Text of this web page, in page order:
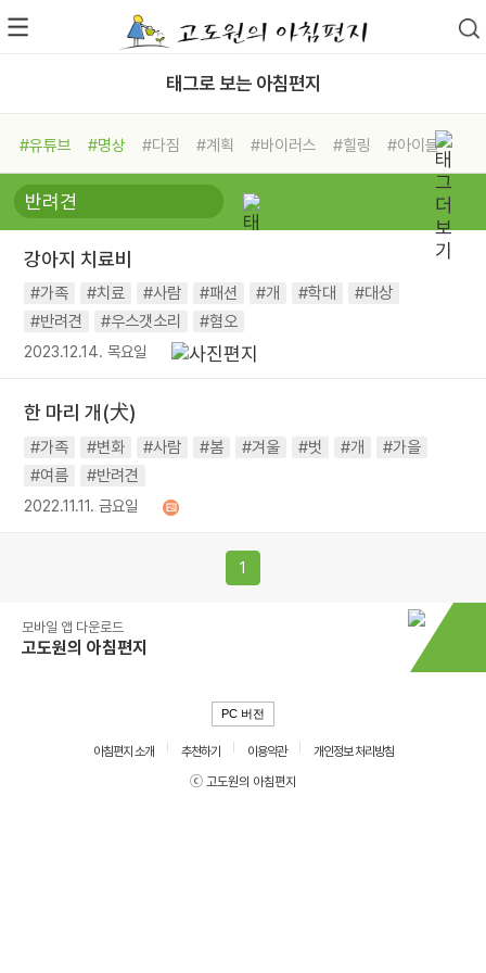
태그로 보는 아침편지
#유튜브 #명상 #다짐 #계획 #바이러스 #힐링
#아이들
#비전캠프
#독서캠프 #삶
#희망
#나눔 #친구 #링컨학교
#독서
#건강
강아지 치료비
#가족 #치료 #사람 #패션 #개 #학대
#대상
#반려견
#우스갯소리 #혐오
2023.12.14. 목요일
한 마리 개(犬)
#가족 #변화 #사람 #봄 #겨울 #벗 #개
#가을
#여름
#반려견
2022.11.11. 금요일
1
모바일 앱 다운로드
고도원의 아침편지
PC 버전
아침편지 소개 추천하기 이용약관
개인정보 처리방침
ⓒ 고도원의 아침편지